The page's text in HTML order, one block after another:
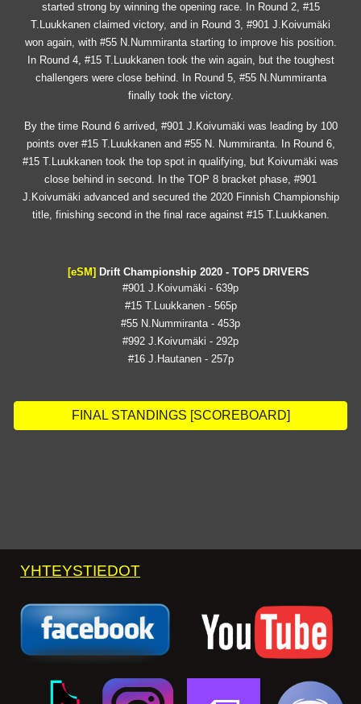
started strong by winning the opening race. In Round 2, #15
T.Luukkanen claimed victory, and in Round 3, #901 J.Koivumäki
won again, with #55 N.Nummiranta starting to improve his position.
In Round 4, #15 T.Luukkanen took the win again, but the toughest
challengers were close behind. In Round 5, #55 N.Nummiranta
finally took the victory.
By the time Round 6 arrived, #901 J.Koivumäki was leading by 100
points over #15 T.Luukkanen and #55 N. Nummiranta. In Round 6,
#15 T.Luukkanen took the top spot in qualifying, but Koivumäki was
close behind in second. In the TOP 8 bracket phase, #901
J.Koivumäki advanced and secured the 2020 Finnish Championship
title, finishing second in the final race against #15 T.Luukkanen.
[eSM] Drift Championship 2020 - TOP5 DRIVERS
#901 J.Koivumäki - 639p
#15 T.Luukkanen - 565p
#55 N.Nummiranta - 453p
#992 J.Koivumäki - 292p
#16 J.Hautanen - 257p
FINAL STANDINGS [SCOREBOARD]
YHTEYSTIEDOT